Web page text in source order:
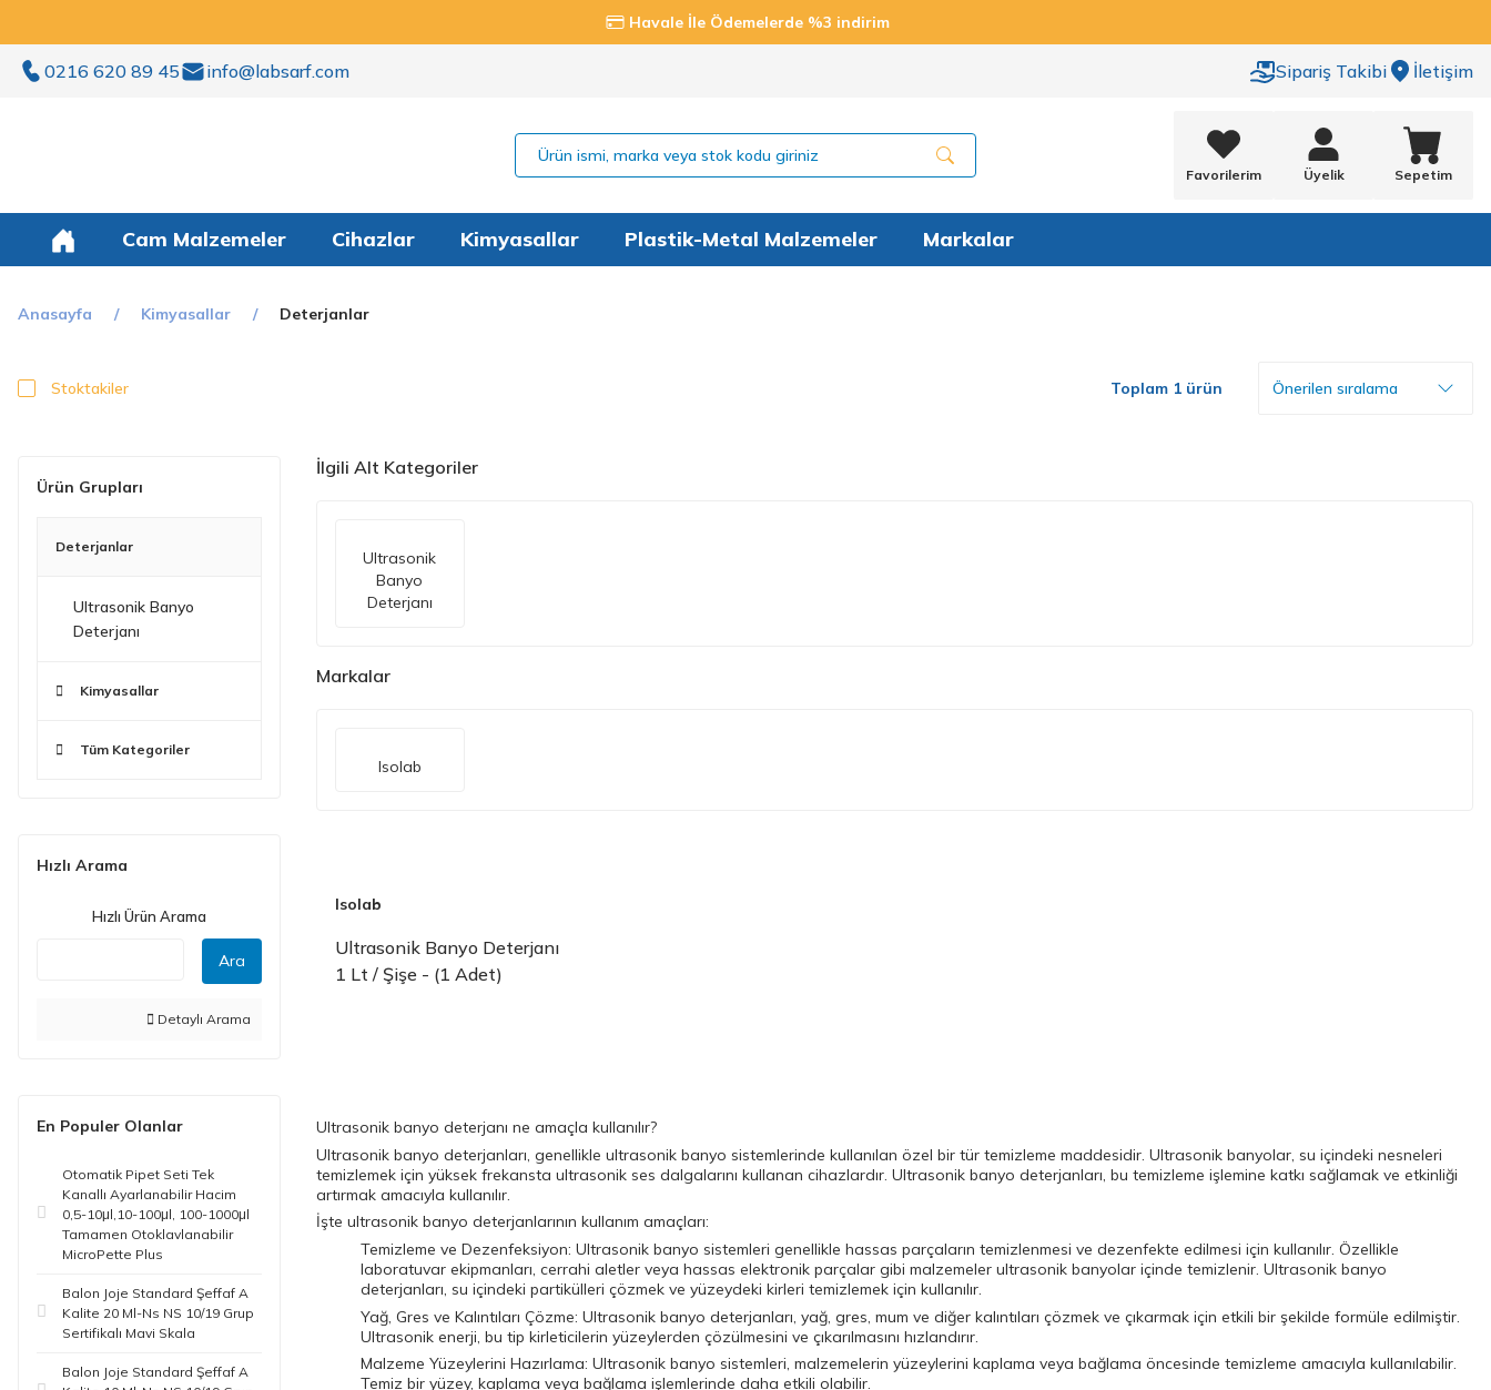
Havale İle Ödemelerde %3 indirim
0216 620 89 45 info@labsarf.com Sipariş Takibi İletişim
Favorilerim Üyelik Sepetim
Cam Malzemeler Cihazlar Kimyasallar Plastik-Metal Malzemeler Markalar
Anasayfa Kimyasallar Deterjanlar
Stoktakiler Toplam 1 ürün
Ürün Grupları
Deterjanlar
Ultrasonik Banyo
Deterjanı
Kimyasallar
Tüm Kategoriler
Hızlı Arama
Hızlı Ürün Arama
Ara
Detaylı Arama
En Populer Olanlar
Otomatik Pipet Seti Tek
Kanallı Ayarlanabilir Hacim
0,5-10μl,10-100μl, 100-1000μl
Tamamen Otoklavlanabilir
MicroPette Plus
Balon Joje Standard Şeffaf A
Kalite 20 Ml-Ns NS 10/19 Grup
Sertifikalı Mavi Skala
Balon Joje Standard Şeffaf A
İlgili Alt Kategoriler
Ultrasonik
Banyo
Deterjanı
Markalar
Isolab
Isolab
Ultrasonik Banyo Deterjanı
1 Lt / Şişe - (1 Adet)
Ultrasonik banyo deterjanı ne amaçla kullanılır?
Ultrasonik banyo deterjanları, genellikle ultrasonik banyo sistemlerinde kullanılan özel bir tür temizleme maddesidir. Ultrasonik banyolar, su içindeki nesneleri
temizlemek için yüksek frekansta ultrasonik ses dalgalarını kullanan cihazlardır. Ultrasonik banyo deterjanları, bu temizleme işlemine katkı sağlamak ve etkinliği
artırmak amacıyla kullanılır.
İşte ultrasonik banyo deterjanlarının kullanım amaçları:
Temizleme ve Dezenfeksiyon: Ultrasonik banyo sistemleri genellikle hassas parçaların temizlenmesi ve dezenfekte edilmesi için kullanılır. Özellikle
laboratuvar ekipmanları, cerrahi aletler veya hassas elektronik parçalar gibi malzemeler ultrasonik banyolar içinde temizlenir. Ultrasonik banyo
deterjanları, su içindeki partikülleri çözmek ve yüzeydeki kirleri temizlemek için kullanılır.
Yağ, Gres ve Kalıntıları Çözme: Ultrasonik banyo deterjanları, yağ, gres, mum ve diğer kalıntıları çözmek ve çıkarmak için etkili bir şekilde formüle edilmiştir.
Ultrasonik enerji, bu tip kirleticilerin yüzeylerden çözülmesini ve çıkarılmasını hızlandırır.
Malzeme Yüzeylerini Hazırlama: Ultrasonik banyo sistemleri, malzemelerin yüzeylerini kaplama veya bağlama öncesinde temizleme amacıyla kullanılabilir.
Temiz bir yüzey, kaplama veya bağlama işlemlerinde daha etkili olabilir.